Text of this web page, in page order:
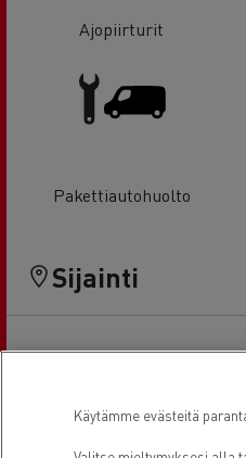
Ajopiirturit
Pakettiautohuolto
Sijainti
Käytämme evästeitä